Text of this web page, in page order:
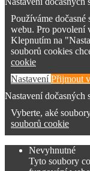
Používáme
webu. Pro povolení
Klepnutím na
souborů cookies
cookie
NastaveníPřijmout
Nastavení dočasných
Vyberte, aké
souborů cookie
Nevyhnutné
Tyto soubory